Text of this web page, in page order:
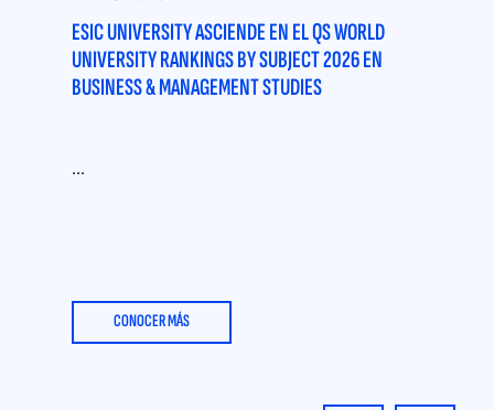
ESIC UNIVERSITY ASCIENDE EN EL QS WORLD
UNIVERSITY RANKINGS BY SUBJECT 2026 EN
BUSINESS & MANAGEMENT STUDIES
...
CONOCER MÁS